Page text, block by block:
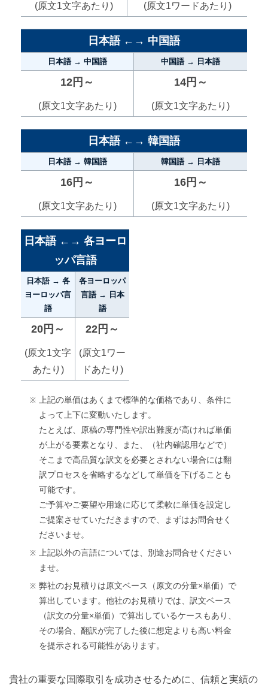
(原文1文字あたり) (原文1ワードあたり)
日本語 ←→ 中国語
日本語 → 中国語 中国語 → 日本語
12円～
(原文1文字あたり)
14円～
(原文1文字あたり)
日本語 ←→ 韓国語
日本語 → 韓国語 韓国語 → 日本語
16円～
(原文1文字あたり)
16円～
(原文1文字あたり)
日本語 ←→ 各ヨーロ
ッパ言語
日本語 → 各
ヨーロッパ言
語
各ヨーロッパ
言語 → 日本
語
20円～
(原文1文字
あたり)
22円～
(原文1ワー
ドあたり)
上記の単価はあくまで標準的な価格であり、条件に
よって上下に変動いたします。
たとえば、原稿の専門性や訳出難度が高ければ単価
が上がる要素となり、また、（社内確認用などで）
そこまで高品質な訳文を必要とされない場合には翻
訳プロセスを省略するなどして単価を下げることも
可能です。
ご予算やご要望や用途に応じて柔軟に単価を設定し
ご提案させていただきますので、まずはお問合せく
ださいませ。
上記以外の言語については、別途お問合せください
ませ。
弊社のお見積りは原文ベース（原文の分量×単価）で
算出しています。他社のお見積りでは、訳文ベース
（訳文の分量×単価）で算出しているケースもあり、
その場合、翻訳が完了した後に想定よりも高い料金
を提示される可能性があります。
貴社の重要な国際取引を成功させるために、信頼と実績の